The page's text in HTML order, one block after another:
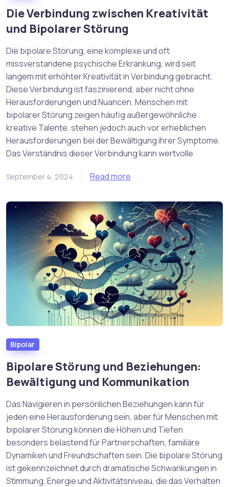
Die Verbindung zwischen Kreativität
und Bipolarer Störung
Die bipolare Störung, eine komplexe und oft
missverstandene psychische Erkrankung, wird seit
langem mit erhöhter Kreativität in Verbindung gebracht.
Diese Verbindung ist faszinierend, aber nicht ohne
Herausforderungen und Nuancen. Menschen mit
bipolarer Störung zeigen häufig außergewöhnliche
kreative Talente, stehen jedoch auch vor erheblichen
Herausforderungen bei der Bewältigung ihrer Symptome.
Das Verständnis dieser Verbindung kann wertvolle
September 4, 2024 Read more
Bipolar
Bipolare Störung und Beziehungen:
Bewältigung und Kommunikation
Das Navigieren in persönlichen Beziehungen kann für
jeden eine Herausforderung sein, aber für Menschen mit
bipolarer Störung können die Höhen und Tiefen
besonders belastend für Partnerschaften, familiäre
Dynamiken und Freundschaften sein. Die bipolare Störung
ist gekennzeichnet durch dramatische Schwankungen in
Stimmung, Energie und Aktivitätsniveau, die das Verhalten